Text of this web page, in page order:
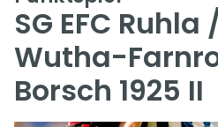
SG EFC Ruhla
Wutha-
Borsch 1925 II